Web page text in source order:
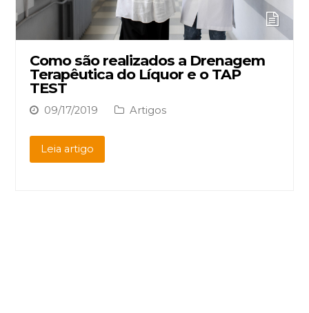
Como são realizados a Drenagem
Terapêutica do Líquor e o TAP
TEST
09/17/2019 Artigos
Leia artigo